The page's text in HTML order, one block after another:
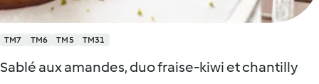
TM7 TM6 TM5 TM31
Sablé aux amandes, duo fraise-kiwi et chantilly